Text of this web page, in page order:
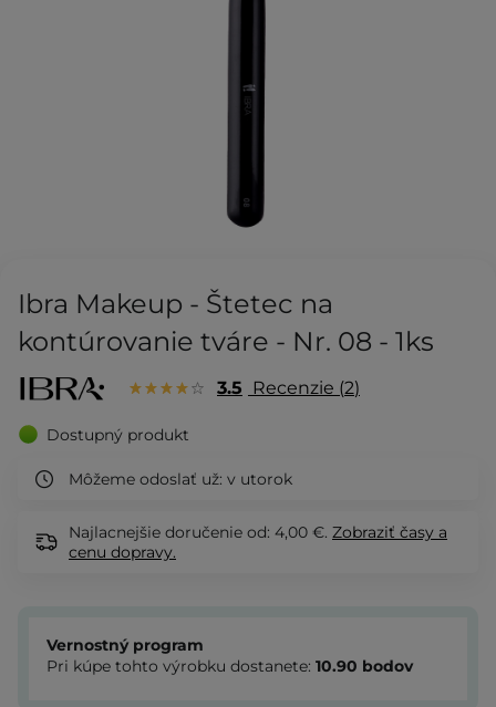
Ibra Makeup - Štetec na
kontúrovanie tváre - Nr. 08 - 1ks
3.5 Recenzie 2
Dostupný produkt
Môžeme odoslať už: v utorok
Najlacnejšie doručenie od: 4,00 €. Zobraziť časy a
cenu dopravy.
Vernostný program
Pri kúpe tohto výrobku dostanete: 10.90 bodov